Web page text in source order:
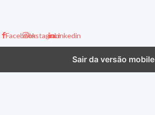
FacebookInstagramLinkedin
Sair da versão mobile